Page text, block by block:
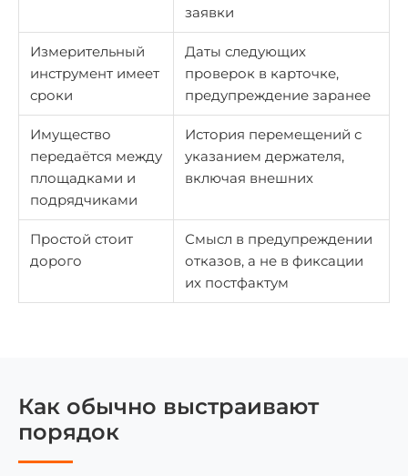
заявки
Измерительный
инструмент имеет
сроки
Даты следующих
проверок в карточке,
предупреждение заранее
Имущество
передаётся между
площадками и
подрядчиками
История перемещений с
указанием держателя,
включая внешних
Простой стоит
дорого
Смысл в предупреждении
отказов, а не в фиксации
их постфактум
Как обычно выстраивают
порядок